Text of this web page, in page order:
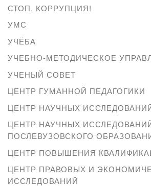
СТОП, КОРРУПЦИЯ!
УМС
УЧЁБА
УЧЕБНО-МЕТОДИЧЕСКОЕ
УЧЕНЫЙ СОВЕТ
ЦЕНТР ГУМАННОЙ ПЕДАГОГИКИ
ЦЕНТР НАУЧНЫХ
ЦЕНТР НАУЧНЫХ
ПОСЛЕВУЗОВСКОГО
ЦЕНТР ПОВЫШЕНИЯ
ЦЕНТР ПРАВОВЫХ И
ИССЛЕДОВАНИЙ